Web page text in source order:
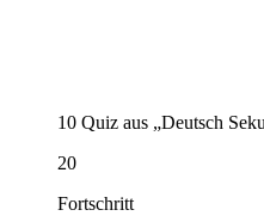
10 Quiz aus „Deutsch
20
Fortschritt